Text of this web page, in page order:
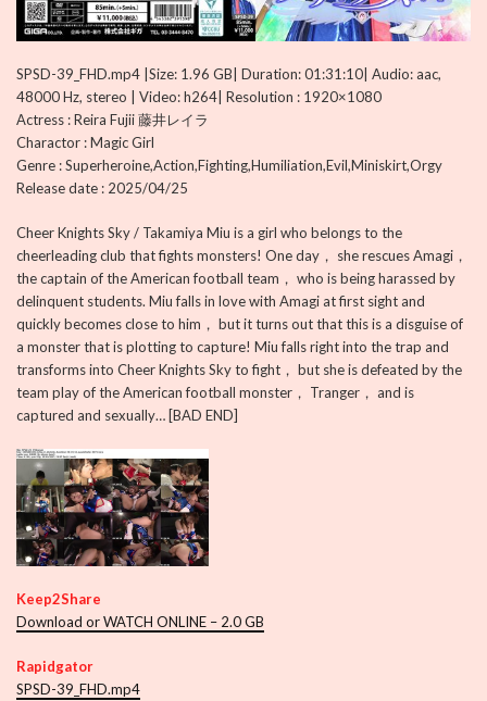
SPSD-39_FHD.mp4 |Size: 1.96 GB| Duration: 01:31:10| Audio: aac,
48000 Hz, stereo | Video: h264| Resolution : 1920×1080
Actress : Reira Fujii 藤井レイラ
Charactor : Magic Girl
Genre : Superheroine,Action,Fighting,Humiliation,Evil,Miniskirt,Orgy
Release date : 2025/04/25
Cheer Knights Sky / Takamiya Miu is a girl who belongs to the
cheerleading club that fights monsters! One day， she rescues Amagi，
the captain of the American football team， who is being harassed by
delinquent students. Miu falls in love with Amagi at first sight and
quickly becomes close to him， but it turns out that this is a disguise of
a monster that is plotting to capture! Miu falls right into the trap and
transforms into Cheer Knights Sky to fight， but she is defeated by the
team play of the American football monster， Tranger， and is
captured and sexually… [BAD END]
Keep2Share
Download or WATCH ONLINE – 2.0 GB
Rapidgator
SPSD-39_FHD.mp4